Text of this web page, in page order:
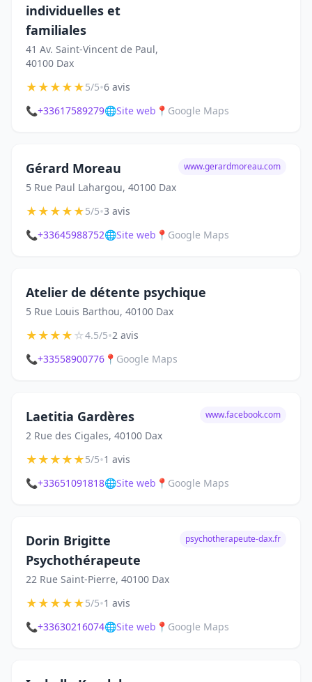
individuelles et
familiales
41 Av. Saint-Vincent de Paul,
40100 Dax
★★★★★5/5•6 avis
📞+33617589279🌐Site web 📍 Google Maps
Gérard Moreau
5 Rue Paul Lahargou, 40100 Dax
www.gerardmoreau.com
★★★★★5/5•3 avis
📞+33645988752🌐Site web 📍 Google Maps
Atelier de détente psychique
5 Rue Louis Barthou, 40100 Dax
★★★★☆4.5/5•2 avis
📞+33558900776 📍 Google Maps
Laetitia Gardères
2 Rue des Cigales, 40100 Dax
www.facebook.com
★★★★★5/5•1 avis
📞+33651091818🌐Site web 📍 Google Maps
Dorin Brigitte
Psychothérapeute
22 Rue Saint-Pierre, 40100 Dax
psychotherapeute-dax.fr
★★★★★5/5•1 avis
📞+33630216074🌐Site web 📍 Google Maps